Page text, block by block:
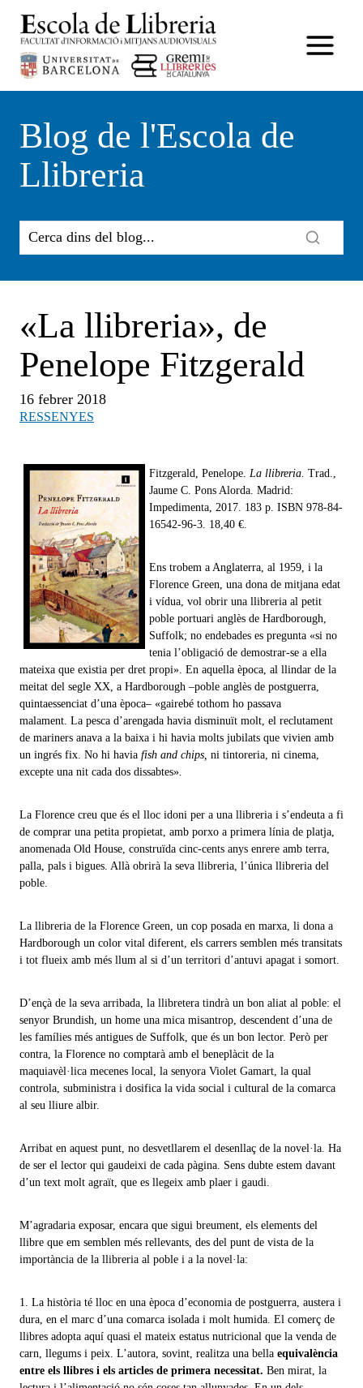
contingut
Blog de l'Escola de
Llibreria
«La llibreria», de
Penelope Fitzgerald
16 febrer 2018
RESSENYES
Fitzgerald, Penelope. La llibreria. Trad.,
Jaume C. Pons Alorda. Madrid:
Impedimenta, 2017. 183 p. ISBN 978-84-
16542-96-3. 18,40 €.
Ens trobem a Anglaterra, al 1959, i la
Florence Green, una dona de mitjana edat
i vídua, vol obrir una llibreria al petit
poble portuari anglès de Hardborough,
Suffolk; no endebades es pregunta «si no
tenia l’obligació de demostrar-se a ella
mateixa que existia per dret propi». En aquella època, al llindar de la
meitat del segle XX, a Hardborough ‒poble anglès de postguerra,
quintaessenciat d’una època‒ «gairebé tothom ho passava
malament. La pesca d’arengada havia disminuït molt, el reclutament
de mariners anava a la baixa i hi havia molts jubilats que vivien amb
un ingrés fix. No hi havia fish and chips, ni tintoreria, ni cinema,
excepte una nit cada dos dissabtes»
La Florence creu que és el lloc idoni per a una llibreria i s’endeuta a fi
de comprar una petita propietat, amb porxo a primera línia de platja,
anomenada Old House, construïda cinc-cents anys enrere amb terra,
palla, pals i bigues. Allà obrirà la seva llibreria, l’única llibreria del
poble.
La llibreria de la Florence Green, un cop posada en marxa, li dona a
Hardborough un color vital diferent, els carrers semblen més transitats
i tot flueix amb més llum al si d’un territori d’antuvi apagat i somort.
D’ençà de la seva arribada, la llibretera tindrà un bon aliat al poble: el
senyor Brundish, un home una mica misantrop, descendent d’una de
les famílies més antigues de Suffolk, que és un bon lector. Però per
contra, la Florence no comptarà amb el beneplàcit de la
maquiavèl·lica mecenes local, la senyora Violet Gamart, la qual
controla, subministra i dosifica la vida social i cultural de la comarca
al seu lliure albir.
Arribat en aquest punt, no desvetllarem el desenllaç de la novel·la. Ha
de ser el lector qui gaudeixi de cada pàgina. Sens dubte estem davant
d’un text molt agraït, que es llegeix amb plaer i gaudi.
M’agradaria exposar, encara que sigui breument, els elements del
llibre que em semblen més rellevants, des del punt de vista de la
importància de la llibreria al poble i a la novel·la:
1. La història té lloc en una època d’economia de postguerra, austera i
dura, en el marc d’una comarca isolada i molt humida. El comerç de
llibres adopta aquí quasi el mateix estatus nutricional que la venda de
carn, llegums i peix. L’autora, sovint, realitza una bella equivalència
entre els llibres i els articles de primera necessitat. Ben mirat, la